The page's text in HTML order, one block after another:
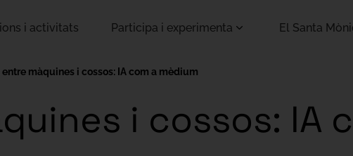
i activitats Participa i experimenta El Santa
entre màquines i cossos: IA com a mèdium
i cossos: IA